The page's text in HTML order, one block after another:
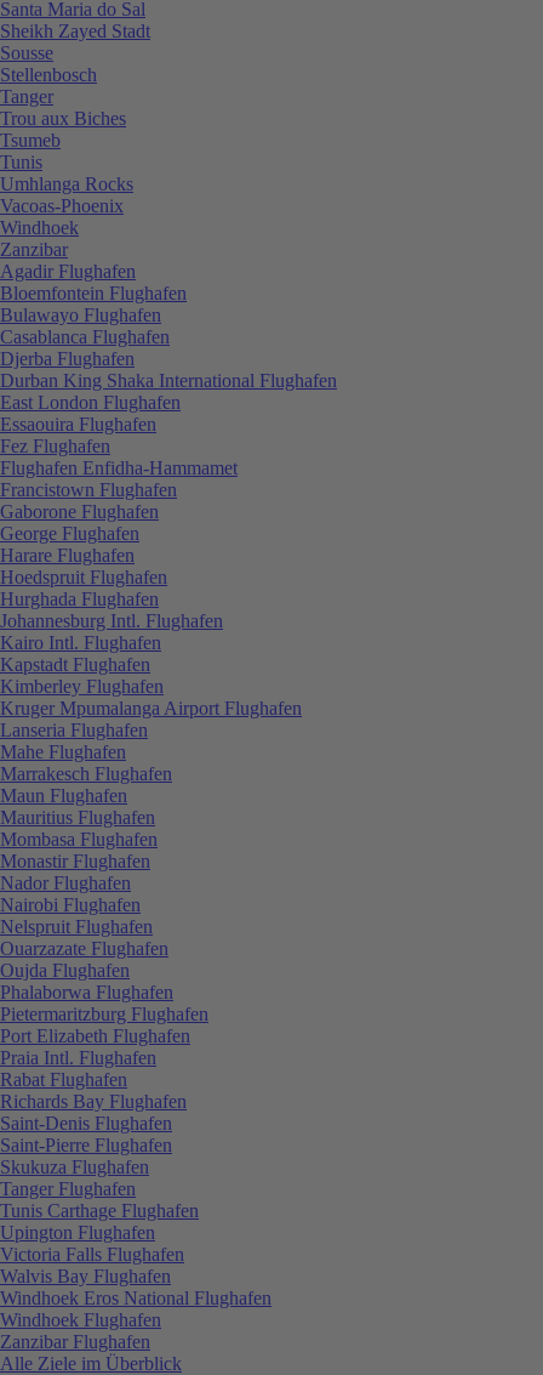
Santa Maria do Sal
Sheikh Zayed Stadt
Sousse
Stellenbosch
Tanger
Trou aux Biches
Tsumeb
Tunis
Umhlanga Rocks
Vacoas-Phoenix
Windhoek
Zanzibar
Agadir Flughafen
Bloemfontein Flughafen
Bulawayo Flughafen
Casablanca Flughafen
Djerba Flughafen
Durban King Shaka International Flughafen
East London Flughafen
Essaouira Flughafen
Fez Flughafen
Flughafen Enfidha-Hammamet
Francistown Flughafen
Gaborone Flughafen
George Flughafen
Harare Flughafen
Hoedspruit Flughafen
Hurghada Flughafen
Johannesburg Intl. Flughafen
Kairo Intl. Flughafen
Kapstadt Flughafen
Kimberley Flughafen
Kruger Mpumalanga Airport Flughafen
Lanseria Flughafen
Mahe Flughafen
Marrakesch Flughafen
Maun Flughafen
Mauritius Flughafen
Mombasa Flughafen
Monastir Flughafen
Nador Flughafen
Nairobi Flughafen
Nelspruit Flughafen
Ouarzazate Flughafen
Oujda Flughafen
Phalaborwa Flughafen
Pietermaritzburg Flughafen
Port Elizabeth Flughafen
Praia Intl. Flughafen
Rabat Flughafen
Richards Bay Flughafen
Saint-Denis Flughafen
Saint-Pierre Flughafen
Skukuza Flughafen
Tanger Flughafen
Tunis Carthage Flughafen
Upington Flughafen
Victoria Falls Flughafen
Walvis Bay Flughafen
Windhoek Eros National Flughafen
Windhoek Flughafen
Zanzibar Flughafen
Alle Ziele im Überblick